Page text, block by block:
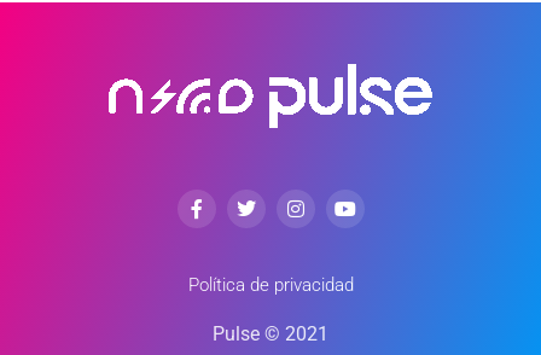
Política de privacidad
Pulse © 2021